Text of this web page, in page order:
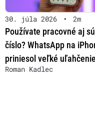
30. júla 2026 • 2m
Používate pracovné aj
číslo? WhatsApp na
priniesol veľké uľahčenie
Roman Kadlec